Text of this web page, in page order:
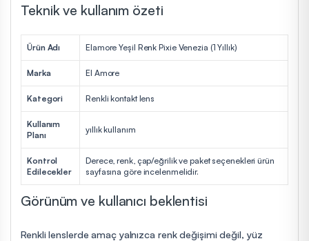
Teknik ve kullanım özeti
Ürün Adı Elamore Yeşil Renk Pixie Venezia (1 Yıllık)
Marka El Amore
Kategori Renkli kontakt lens
Kullanım
Planı
yıllık kullanım
Kontrol
Edilecekler
Derece, renk, çap/eğrilik ve paket seçenekleri ürün
sayfasına göre incelenmelidir.
Görünüm ve kullanıcı beklentisi
Renkli lenslerde amaç yalnızca renk değişimi değil, yüz